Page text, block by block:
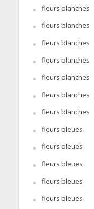
fleurs blanches
fleurs blanches
fleurs blanches
fleurs blanches
fleurs blanches
fleurs blanches
fleurs blanches
fleurs bleues
fleurs bleues
fleurs bleues
fleurs bleues
fleurs bleues